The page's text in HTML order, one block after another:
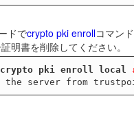
ドでcrypto pki enrollコマン
明書を削除してください。
crypto pki enroll local